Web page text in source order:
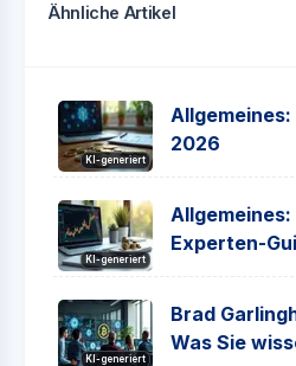
Ähnliche Artikel
KI-generiert
2026
KI-generiert
Experten-
KI-generiert
Brad
Was Sie